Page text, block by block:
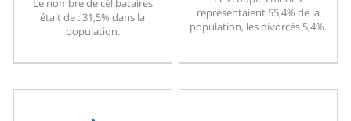
Le nombre de célibataires
était de : 31,5% dans la
population.
représentaient 55,4% de la
population, les divorcés 5,4%.